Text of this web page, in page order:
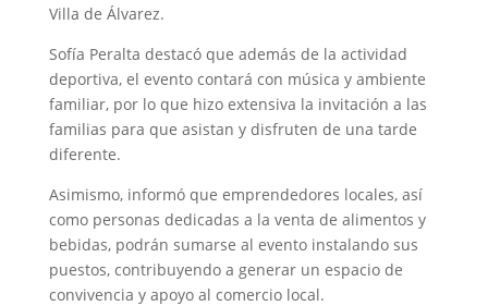
Villa de Álvarez.
Sofía Peralta destacó que además de la actividad
deportiva, el evento contará con música y ambiente
familiar, por lo que hizo extensiva la invitación a las
familias para que asistan y disfruten de una tarde
diferente.
Asimismo, informó que emprendedores locales, así
como personas dedicadas a la venta de alimentos y
bebidas, podrán sumarse al evento instalando sus
puestos, contribuyendo a generar un espacio de
convivencia y apoyo al comercio local.